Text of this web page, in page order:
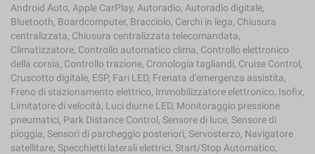
Android Auto, Apple CarPlay, Autoradio, Autoradio digitale,
Bluetooth, Boardcomputer, Bracciolo, Cerchi in lega, Chiusura
centralizzata, Chiusura centralizzata telecomandata,
Climatizzatore, Controllo automatico clima, Controllo elettronico
della corsia, Controllo trazione, Cronologia tagliandi, Cruise Control,
Cruscotto digitale, ESP, Fari LED, Frenata d'emergenza assistita,
Freno di stazionamento elettrico, Immobilizzatore elettronico, Isofix,
Limitatore di velocità, Luci diurne LED, Monitoraggio pressione
pneumatici, Park Distance Control, Sensore di luce, Sensore di
pioggia, Sensori di parcheggio posteriori, Servosterzo, Navigatore
satellitare, Specchietti laterali elettrici, Start/Stop Automatico,